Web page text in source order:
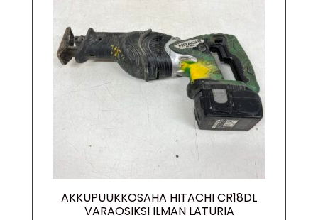
AKKUPUUKKOSAHA HITACHI CR18DL
VARAOSIKSI ILMAN LATURIA